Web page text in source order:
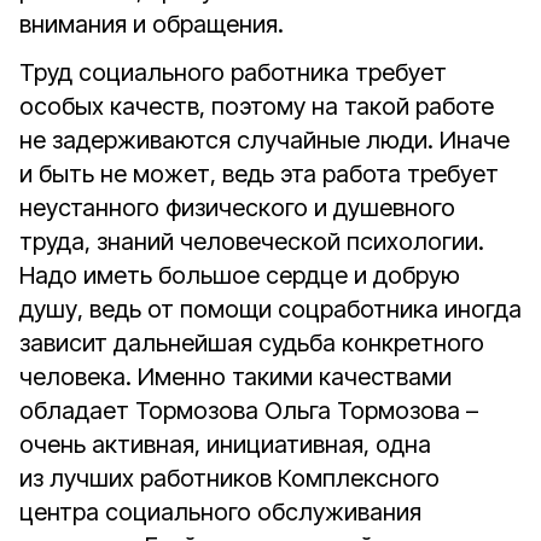
внимания и обращения.
Труд социального работника требует
особых качеств, поэтому на такой работе
не задерживаются случайные люди. Иначе
и быть не может, ведь эта работа требует
неустанного физического и душевного
труда, знаний человеческой психологии.
Надо иметь большое сердце и добрую
душу, ведь от помощи соцработника иногда
зависит дальнейшая судьба конкретного
человека. Именно такими качествами
обладает Тормозова Ольга Тормозова –
очень активная, инициативная, одна
из лучших работников Комплексного
центра социального обслуживания